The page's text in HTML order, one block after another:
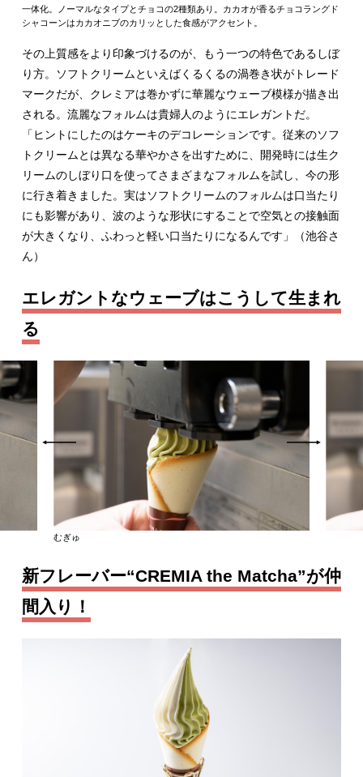
一体化。ノーマルなタイプとチョコの2種類あり。カカオが香るチョコラングド
シャコーンはカカオニブのカリッとした食感がアクセント。
その上質感をより印象づけるのが、もう一つの特色であるしぼ
り方。ソフトクリームといえばくるくるの渦巻き状がトレード
マークだが、クレミアは巻かずに華麗なウェーブ模様が描き出
される。流麗なフォルムは貴婦人のようにエレガントだ。
「ヒントにしたのはケーキのデコレーションです。従来のソフ
トクリームとは異なる華やかさを出すために、開発時には生ク
リームのしぼり口を使ってさまざまなフォルムを試し、今の形
に行き着きました。実はソフトクリームのフォルムは口当たり
にも影響があり、波のような形状にすることで空気との接触面
が大きくなり、ふわっと軽い口当たりになるんです」（池谷さ
ん）
エレガントなウェーブはこうして生まれ
る
むぎゅ
新フレーバー“CREMIA the Matcha”が仲
間入り！